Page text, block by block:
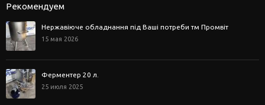
Рекомендуем
Нержавіюче обладнання під Ваші потреби тм Промвіт
15 мая 2026
Ферментер 20 л.
25 июля 2025